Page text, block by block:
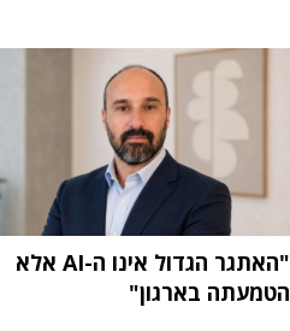
"האתגר הגדול אינו ה-AI אלא
הטמעתה בארגון"